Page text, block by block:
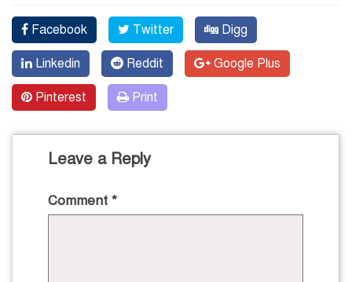
Facebook Twitter Digg
Linkedin Reddit Google Plus
Pinterest Print
Leave a Reply
Comment *